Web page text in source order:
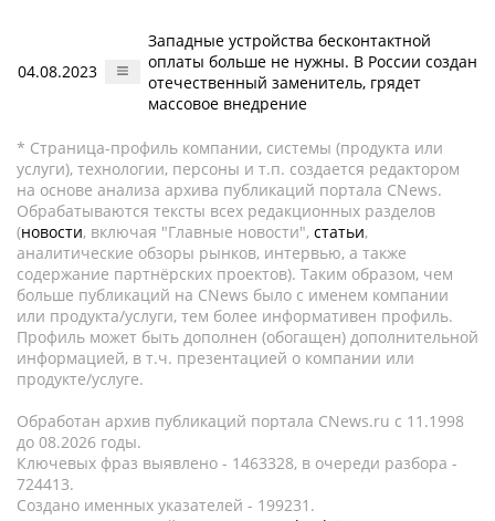
04.08.2023
Западные устройства бесконтактной
оплаты больше не нужны. В России создан
отечественный заменитель, грядет
массовое внедрение
* Страница-профиль компании, системы (продукта или
услуги), технологии, персоны и т.п. создается редактором
на основе анализа архива публикаций портала CNews.
Обрабатываются тексты всех редакционных разделов
(новости, включая "Главные новости", статьи,
аналитические обзоры рынков, интервью, а также
содержание партнёрских проектов). Таким образом, чем
больше публикаций на CNews было с именем компании
или продукта/услуги, тем более информативен профиль.
Профиль может быть дополнен (обогащен) дополнительной
информацией, в т.ч. презентацией о компании или
продукте/услуге.
Обработан архив публикаций портала CNews.ru c 11.1998
до 08.2026 годы.
Ключевых фраз выявлено - 1463328, в очереди разбора -
724413.
Создано именных указателей - 199231.